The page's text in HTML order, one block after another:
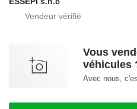
Vous
véhicules
Avec nous,